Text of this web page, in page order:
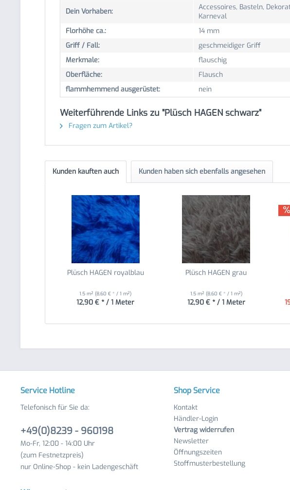
Dein Vorhaben:
Accessoires, Basteln,
Karneval
Florhöhe ca.:
14 mm
Griff / Fall:
geschmeidiger Griff
Merkmale:
flauschig
Oberfläche:
Flausch
flammhemmend ausgerüstet:
nein
Weiterführende Links zu "Plüsch HAGEN schwarz"
Fragen zum Artikel?
Kunden kauften auch Kunden haben sich ebenfalls angesehen
Plüsch HAGEN royalblau
1.5 m²(8,60 € * / 1 m²)
12,90 € * / 1 Meter
Plüsch HAGEN grau
1.5 m² (8,60 € * / 1 m²)
12,90 € * / 1 Meter
Service Hotline
Telefonisch für Sie da:
+49(0)8239 - 960198
Mo-Fr, 12:00 - 14:00 Uhr
(zum Festnetzpreis)
nur Online-Shop - kein Ladengeschäft
Shop Service
Kontakt
Händler-Login
Vertrag widerrufen
Newsletter
Öffnungszeiten
Stoffmusterbestellung